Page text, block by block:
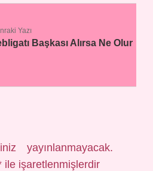
Yazı
Başkası Alırsa Ne Olur
yayınlanmayacak.
ile işaretlenmişlerdir